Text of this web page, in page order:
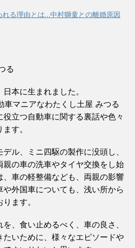
る理由とは…中村獅童との離婚原因
る
本に生まれました。
車マニアなわたくし土屋 みつる
立つ自動車に関する裏話や色々
す。
ル、ミニ四駆の製作に没頭し、
の車の洗車やタイヤ交換をし始
車の軽整備なども、両親の影響
外国車についても、浅い所から
ます。
、食い止めるべく、車の良さ、
いために、様々なエピソードや